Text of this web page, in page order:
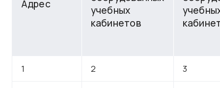
Адрес
учебных
кабинетов
1 2 3